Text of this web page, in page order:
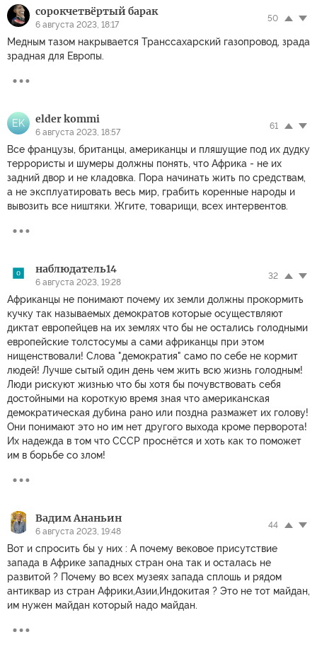
сорокчетвёртый барак
6 августа 2023, 18:17
50
Медным тазом накрывается Транссахарский газопровод, зрада
зрадная для Европы.
EK elder kommi
6 августа 2023, 18:57
61
Все французы, британцы, американцы и пляшущие под их дудку
террористы и шумеры должны понять, что Африка - не их
задний двор и не кладовка. Пора начинать жить по средствам,
а не эксплуатировать весь мир, грабить коренные народы и
вывозить все ништяки. Жгите, товарищи, всех интервентов.
наблюдатель14
6 августа 2023, 19:28
32
Африканцы не понимают почему их земли должны прокормить
кучку так называемых демократов которые осуществляют
диктат европейцев на их землях что бы не остались голодными
европейские толстосумы а сами африканцы при этом
нищенствовали! Слова "демократия" само по себе не кормит
людей! Лучше сытый один день чем жить всю жизнь голодным!
Люди рискуют жизнью что бы хотя бы почувствовать себя
достойными на короткую время зная что американская
демократическая дубина рано или поздна размажет их голову!
Они понимают это но им нет другого выхода кроме перворота!
Их надежда в том что СССР проснётся и хоть как то поможет
им в борьбе со злом!
Вадим Ананьин
6 августа 2023, 19:48
44
Вот и спросить бы у них : А почему вековое присутствие
запада в Африке западных стран она так и осталась не
развитой ? Почему во всех музеях запада сплошь и рядом
антиквар из стран Африки,Азии,Индокитая ? Это не тот майдан,
им нужен майдан который надо майдан.